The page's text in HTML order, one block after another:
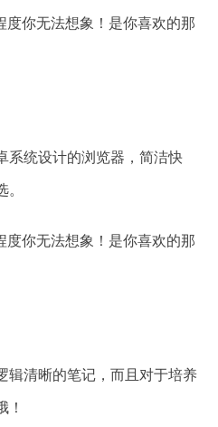
系统设计的浏览器，简洁快
辑清晰的笔记，而且对于培养
！